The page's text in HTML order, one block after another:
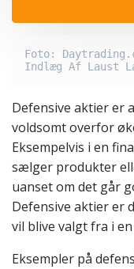
Foto:
Indlæg Af Laust
Defensive aktier er
voldsomt overfor
Eksempelvis i en
sælger produkter
uanset om det går
Defensive aktier er
vil blive valgt fra i
Eksempler på